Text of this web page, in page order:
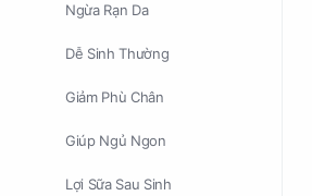
Ngừa Rạn Da
Dễ Sinh Thường
Giảm Phù Chân
Giúp Ngủ Ngon
Lợi Sữa Sau Sinh